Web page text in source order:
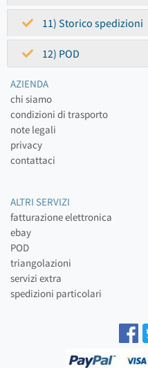
11) Storico spedizioni
12) POD
AZIENDA
chi siamo
condizioni di trasporto
note legali
privacy
contattaci
ALTRI SERVIZI
fatturazione elettronica
ebay
POD
triangolazioni
servizi extra
spedizioni particolari